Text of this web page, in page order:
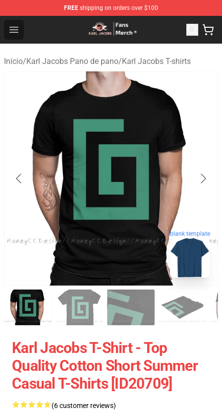
FREE shipping on orders over $100
Open menu
Karl Jacobs Store - Official Karl Jacobs Merchandise
Início/Karl Jacobs Pano de pano/Karl Jacobs T-shirts
blank template
Karl Jacobs T-Shirt - Top
Quality Cotton Short Summer
Casual T-Shirts [ID20709]
(6 customer reviews)